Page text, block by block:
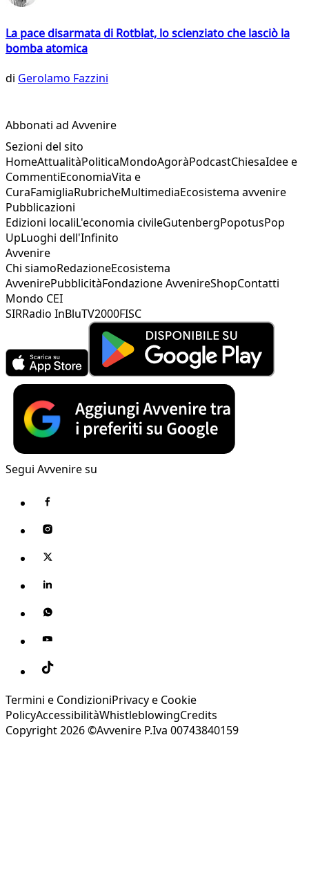
La pace disarmata di Rotblat, lo scienziato che lasciò la
bomba atomica
di Gerolamo Fazzini
Abbonati ad Avvenire
Sezioni del sito
HomeAttualitàPoliticaMondoAgoràPodcastChiesaIdee e
CommentiEconomiaVita e
CuraFamigliaRubricheMultimediaEcosistema avvenire
Pubblicazioni
Edizioni localiL'economia civileGutenbergPopotusPop
UpLuoghi dell'Infinito
Avvenire
Chi siamoRedazioneEcosistema
AvvenirePubblicitàFondazione AvvenireShopContatti
Mondo CEI
SIRRadio InBluTV2000FISC
Segui Avvenire su
Termini e CondizioniPrivacy e Cookie
PolicyAccessibilitàWhistleblowingCredits
Copyright 2026 ©Avvenire P.Iva 00743840159